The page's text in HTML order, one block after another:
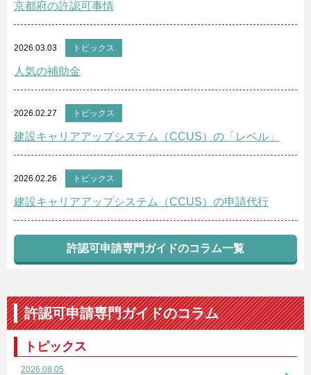
京都府の許認可事情
2026.03.03 トピックス
人気の補助金
2026.02.27 トピックス
建設キャリアアップシステム（CCUS）の「レベル」
2026.02.26 トピックス
建設キャリアアップシステム（CCUS）の申請代行
許認可申請専門ガイドのコラム一覧
許認可申請専門ガイドのコラム
トピックス
2026.08.05